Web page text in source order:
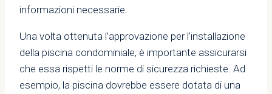
informazioni necessarie.
Una volta ottenuta l’approvazione per l’installazione
della piscina condominiale, è importante assicurarsi
che essa rispetti le norme di sicurezza richieste. Ad
esempio, la piscina dovrebbe essere dotata di una